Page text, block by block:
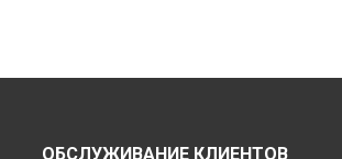
ОБСЛУЖИВАНИЕ КЛИЕНТОВ